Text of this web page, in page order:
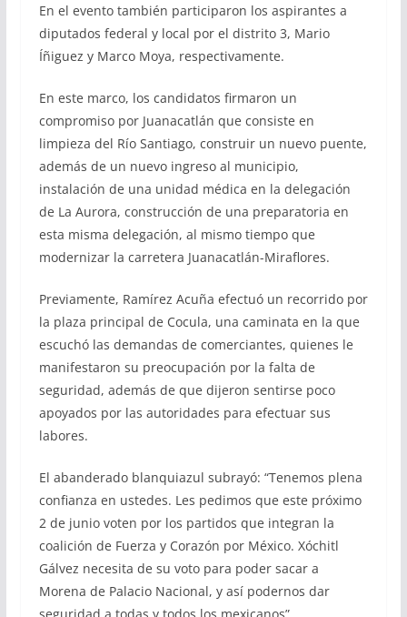
En el evento también participaron los aspirantes a
diputados federal y local por el distrito 3, Mario
Íñiguez y Marco Moya, respectivamente.
En este marco, los candidatos firmaron un
compromiso por Juanacatlán que consiste en
limpieza del Río Santiago, construir un nuevo puente,
además de un nuevo ingreso al municipio,
instalación de una unidad médica en la delegación
de La Aurora, construcción de una preparatoria en
esta misma delegación, al mismo tiempo que
modernizar la carretera Juanacatlán-Miraflores.
Previamente, Ramírez Acuña efectuó un recorrido por
la plaza principal de Cocula, una caminata en la que
escuchó las demandas de comerciantes, quienes le
manifestaron su preocupación por la falta de
seguridad, además de que dijeron sentirse poco
apoyados por las autoridades para efectuar sus
labores.
El abanderado blanquiazul subrayó: “Tenemos plena
confianza en ustedes. Les pedimos que este próximo
2 de junio voten por los partidos que integran la
coalición de Fuerza y Corazón por México. Xóchitl
Gálvez necesita de su voto para poder sacar a
Morena de Palacio Nacional, y así podernos dar